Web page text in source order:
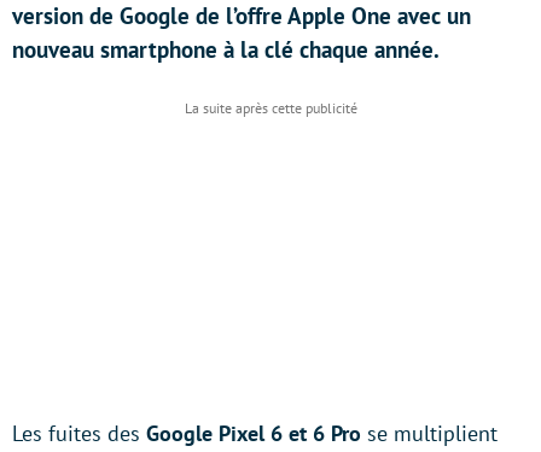
version de Google de l’offre Apple One avec un
nouveau smartphone à la clé chaque année.
Les fuites des Google Pixel 6 et 6 Pro se multiplient